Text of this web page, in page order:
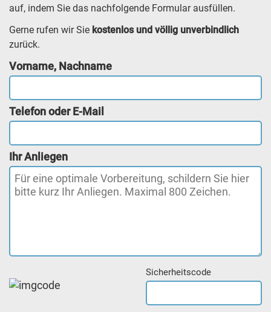
auf, indem Sie das nachfolgende Formular ausfüllen.
Gerne rufen wir Sie kostenlos und völlig unverbindlich
zurück.
Vorname, Nachname
Telefon oder E-Mail
Ihr Anliegen
Sicherheitscode